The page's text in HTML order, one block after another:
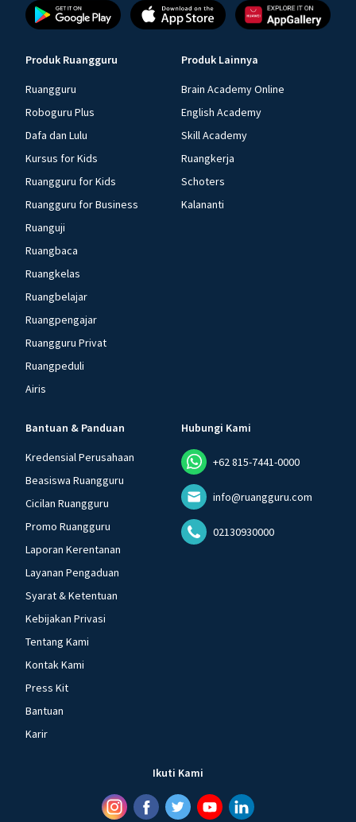
Produk Ruangguru
Ruangguru
Roboguru Plus
Dafa dan Lulu
Kursus for Kids
Ruangguru for Kids
Ruangguru for Business
Ruanguji
Ruangbaca
Ruangkelas
Ruangbelajar
Ruangpengajar
Ruangguru Privat
Ruangpeduli
Airis
Produk Lainnya
Brain Academy Online
English Academy
Skill Academy
Ruangkerja
Schoters
Kalananti
Bantuan & Panduan
Kredensial Perusahaan
Beasiswa Ruangguru
Cicilan Ruangguru
Promo Ruangguru
Laporan Kerentanan
Layanan Pengaduan
Syarat & Ketentuan
Kebijakan Privasi
Tentang Kami
Kontak Kami
Press Kit
Bantuan
Karir
Hubungi Kami
+62 815-7441-0000
info@ruangguru.com
02130930000
Ikuti Kami